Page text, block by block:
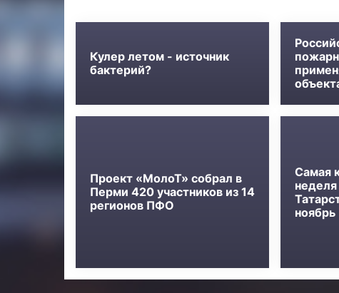
Кулер летом - источник
бактерий?
Проект «МолоТ» собрал в
Перми 420 участников из 14
регионов ПФО
Самая
ноябрь